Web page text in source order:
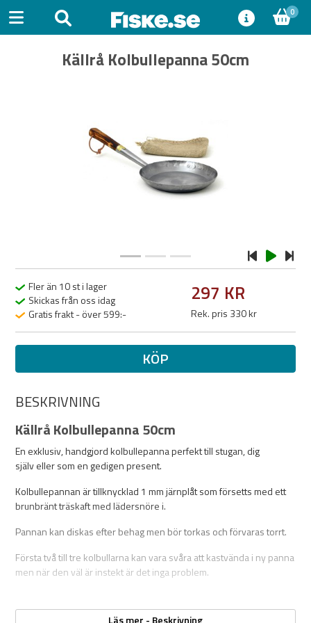
0
Källrå Kolbullepanna 50cm
Fler än 10 st i lager
Skickas från oss idag
Gratis frakt - över 599:-
297 KR
Rek. pris 330 kr
KÖP
BESKRIVNING
Källrå Kolbullepanna 50cm
En exklusiv, handgjord kolbullepanna perfekt till stugan, dig
själv eller som en gedigen present.
Kolbullepannan är tillknycklad 1 mm järnplåt som försetts med ett
brunbränt träskaft med lädersnöre i.
Pannan kan diskas efter behag men bör torkas och förvaras torrt.
Första två till tre kolbullarna kan vara svåra att kastvända i ny panna
men när den väl är instekt är det inga problem.
Specifikationer:
Läs mer - Beskrivning